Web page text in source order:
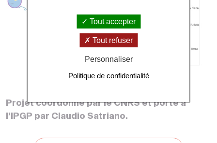
Projet coordonné par le CNRS et porté à
l’IPGP par Claudio Satriano.
Tout accepter
Tout refuser
Personnaliser
Politique de confidentialité